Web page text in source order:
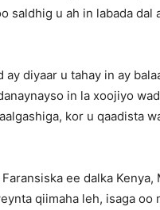
saldhig u ah in labada dal
diyaar u tahay in ay
in la xoojiyo
kor u qaadista
ee dalka Kenya,
qiimaha leh, isaga oo